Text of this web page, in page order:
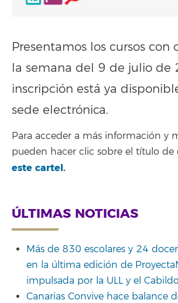
Presentamos los cursos con
la semana del 9 de julio de
inscripción está ya
sede electrónica.
Para acceder a más información y
pueden hacer clic sobre el título de
este cartel.
ÚLTIMAS NOTICIAS
Más de 830 escolares y 24
en la última edición de
impulsada por la ULL y el
Canarias Convive hace balance